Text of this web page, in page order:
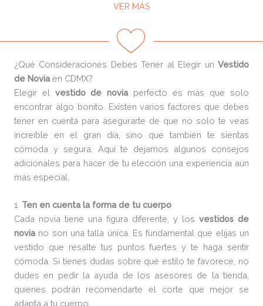
VER MÁS
¿Qué Consideraciones Debes Tener al Elegir un Vestido
de Noviaen CDMX?
Elegir el vestido de noviaperfecto es más que solo
encontrar algo bonito. Existen varios factores que debes
tener en cuenta para asegurarte de que no solo te veas
increíble en el gran día, sino que también te sientas
cómoda y segura. Aquí te dejamos algunos consejos
adicionales para hacer de tu elección una experiencia aún
más especial.
1. Ten en cuenta la forma de tu cuerpo
Cada novia tiene una figura diferente, y los vestidos de
noviano son una talla única. Es fundamental que elijas un
vestido que resalte tus puntos fuertes y te haga sentir
cómoda. Si tienes dudas sobre qué estilo te favorece, no
dudes en pedir la ayuda de los asesores de la tienda,
quienes podrán recomendarte el corte que mejor se
adapta a tu cuerpo.